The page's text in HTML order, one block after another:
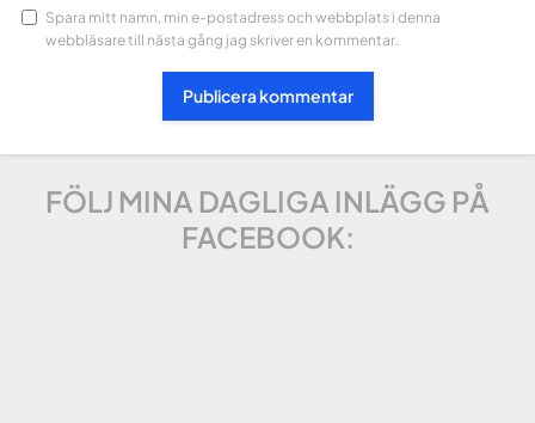
Spara mitt namn, min e-postadress och webbplats i denna
webbläsare till nästa gång jag skriver en kommentar.
FÖLJ MINA DAGLIGA INLÄGG PÅ
FACEBOOK: